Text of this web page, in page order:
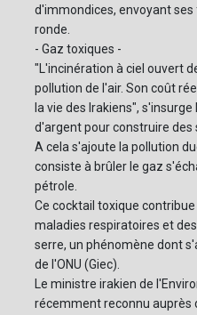
d'immondices, envoyant
ronde.
- Gaz toxiques -
"L'incinération à ciel ouvert
pollution de l'air. Son coût
la vie des Irakiens",
d'argent pour construire des
A cela s'ajoute la pollution
consiste à brûler le gaz
pétrole.
Ce cocktail toxique
maladies respiratoires et
serre, un phénomène dont
de l'ONU (Giec).
Le ministre irakien de
récemment reconnu auprès